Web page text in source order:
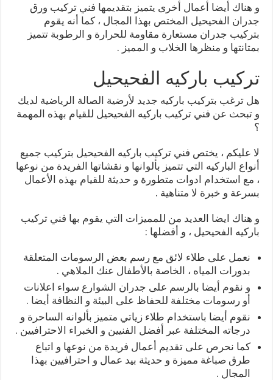
و هناك أيضا أعمال أخرى يتميز بتقديمها فني تركيب ورق
جدران الفحيحيل المختص بهذا المجال ، كما أنه يقوم
بتركيب جدران مستعارة مقاومة للحرارة و الرطوبة تتميز
بمتانتها و منظرها الخلاب و المميز .
تركيب باركيه الفحيحيل
هل ترغب بتركيب باركيه جديد لأرضية الصالة الرياضية لديك
و تبحث عن فني تركيب باركيه الفحيحيل للقيام بهذه المهمة
؟
لا عليكم ، يختص فني تركيب باركيه الفحيحيل بتركيب جميع
أنواع الباركيه التي تتميز بألوانها و نقشاتها الفريدة من نوعها
، مع استخدام ادوات متطورة و حديثة للقيام بهذه الأعمال
بسرعة و خبرة لا متناهية .
و هناك ايضا العديد من للمميزات التي يقوم بها فني تركيب
باركيه الفحيحيل ، و أفضلها :
نعمل على طلاء لائق مع رسم بعض الرسومات المتعلقة
بدورات المياه ، الخاصة بالأطفال عنك الملاهي .
و نقوم أيضا بالرسم على جدران الشوارع سواء اعلانات
أو رسومات مختلفة للحفاظ على البيئة و النظافة أيضا .
نقوم أيضا باستخدام طلاء زياتي متميز بألوانه الساحرة و
درجاته المختلفة عبر أفضل الفنيين و الخبراء الاحترافيين .
كما نحرص على تقديم أعمال فريدة من نوعها و اتباع
طرق صباغة مميزة و حديثة بيد عمال و احترافيين بهذا
المجال .